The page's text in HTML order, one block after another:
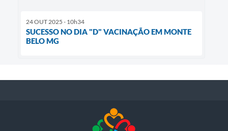
24 OUT 2025 - 10h34
SUCESSO NO DIA "D" VACINAÇÃO EM MONTE
BELO MG